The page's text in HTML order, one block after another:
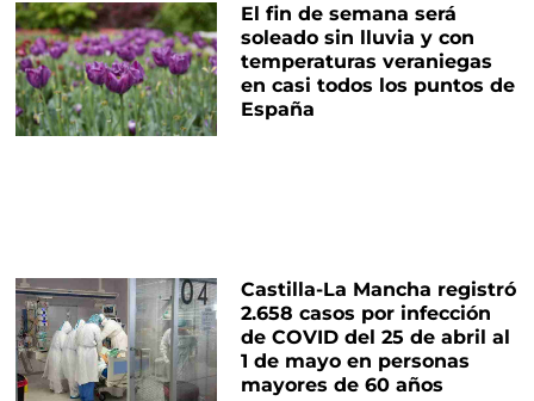
El fin de semana será
soleado sin lluvia y con
temperaturas veraniegas
en casi todos los puntos de
España
Castilla-La Mancha registró
2.658 casos por infección
de COVID del 25 de abril al
1 de mayo en personas
mayores de 60 años